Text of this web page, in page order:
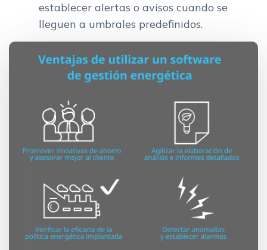
establecer alertas o avisos cuando se
lleguen a umbrales predefinidos.